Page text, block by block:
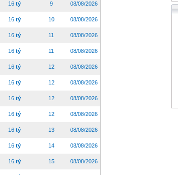
16 tỷ 9 08/08/2026
16 tỷ 10 08/08/2026
16 tỷ 11 08/08/2026
16 tỷ 11 08/08/2026
16 tỷ 12 08/08/2026
16 tỷ 12 08/08/2026
16 tỷ 12 08/08/2026
16 tỷ 12 08/08/2026
16 tỷ 13 08/08/2026
16 tỷ 14 08/08/2026
16 tỷ 15 08/08/2026